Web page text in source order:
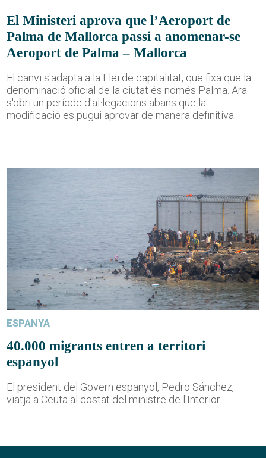
El Ministeri aprova que l’Aeroport de
Palma de Mallorca passi a anomenar-se
Aeroport de Palma – Mallorca
El canvi s'adapta a la Llei de capitalitat, que fixa que la
denominació oficial de la ciutat és només Palma. Ara
s'obri un període d'al·legacions abans que la
modificació es pugui aprovar de manera definitiva.
ESPANYA
40.000 migrants entren a territori
espanyol
El president del Govern espanyol, Pedro Sánchez,
viatja a Ceuta al costat del ministre de l'Interior